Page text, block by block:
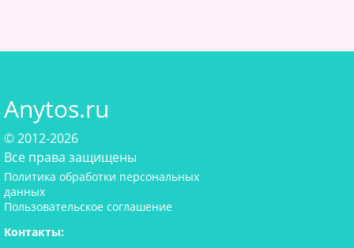
Anytos.ru
© 2012-2026
Все права защищены
Политика обработки персональных
данных
Пользовательское соглашение
Контакты: